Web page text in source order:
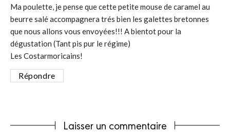
Ma poulette, je pense que cette petite mouse de caramel au
beurre salé accompagnera trés bien les galettes bretonnes
que nous allons vous envoyées!!! A bientot pour la
dégustation (Tant pis pur le régime)
Les Costarmoricains!
Répondre
Laisser un commentaire